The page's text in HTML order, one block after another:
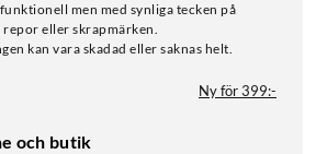
men med synliga tecken på
repor eller skrapmärken.
kan vara skadad eller saknas helt.
Ny för 399:-
och butik